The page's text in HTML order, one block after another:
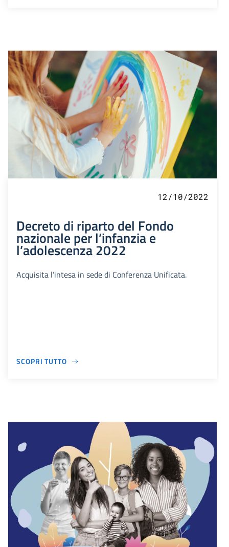
12/10/2022
Decreto di riparto del Fondo
nazionale per l’infanzia e
l’adolescenza 2022
Acquisita l’intesa in sede di Conferenza Unificata.
SCOPRI TUTTO